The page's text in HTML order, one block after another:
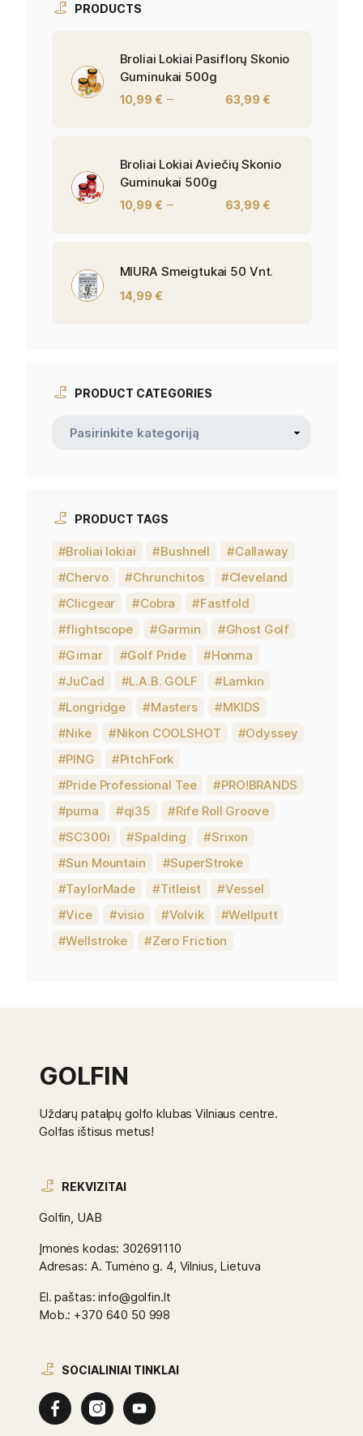
PRODUCTS
Broliai Lokiai Pasiflorų Skonio
Guminukai 500g
10,99 € – 63,99 €
Broliai Lokiai Aviečių Skonio
Guminukai 500g
10,99 € – 63,99 €
MIURA Smeigtukai 50 Vnt.
14,99 €
PRODUCT CATEGORIES
PRODUCT TAGS
Broliai lokiai Bushnell
Callaway
Chervo
Chrunchitos
Cleveland
Clicgear
Cobra
Fastfold
flightscope
Garmin
Ghost Golf
Gimar
Golf Pride
Honma
JuCad
L.A.B. GOLF
Lamkin
Longridge
Masters
MKIDS
Nike
Nikon COOLSHOT
Odyssey
PING
PitchFork
Pride Professional Tee
PRO!BRANDS
puma
qi35
Rife Roll Groove
SC300i
Spalding
Srixon
Sun Mountain
SuperStroke
TaylorMade
Titleist
Vessel
Vice
visio Volvik
Wellputt
Wellstroke
Zero Friction
GOLFIN
Uždarų patalpų golfo klubas Vilniaus centre.
Golfas ištisus metus!
REKVIZITAI
Golfin, UAB
Įmonės kodas: 302691110
Adresas: A. Tumėno g. 4, Vilnius, Lietuva
El. paštas: info@golfin.lt
Mob.: +370 640 50 998
SOCIALINIAI TINKLAI